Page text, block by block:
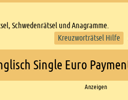
Schwedenrätsel und Anagramme.
Kreuzworträtsel Hilfe
Single Euro
Anzeigen